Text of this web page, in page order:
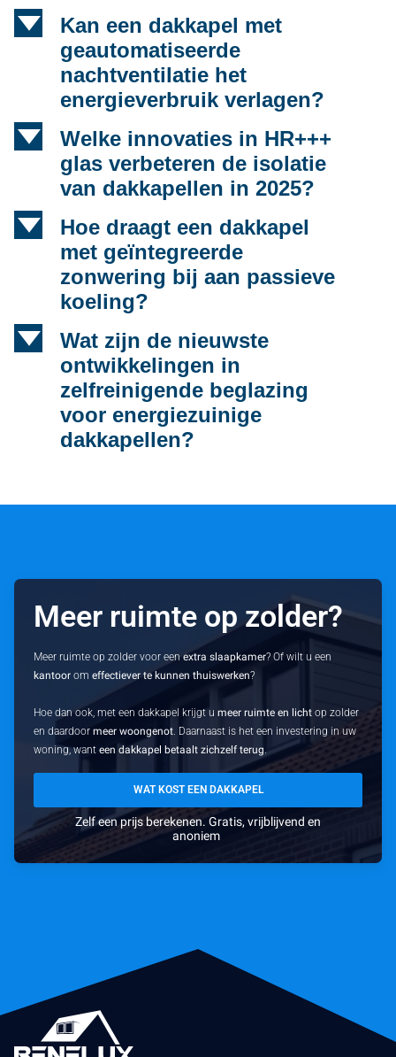
d
Kan een dakkapel met
geautomatiseerde
nachtventilatie het
energieverbruik verlagen?
d
Welke innovaties in HR+++
glas verbeteren de isolatie
van dakkapellen in 2025?
d
Hoe draagt een dakkapel
met geïntegreerde
zonwering bij aan passieve
koeling?
d
Wat zijn de nieuwste
ontwikkelingen in
zelfreinigende beglazing
voor energiezuinige
dakkapellen?
Meer ruimte op zolder?
Meer ruimte op zolder voor eenextra slaapkamer? Of wilt u een
kantoor omeffectiever te kunnen thuiswerken?
Hoe dan ook, met een dakkapel krijgt umeer ruimte en licht op zolder
en daardoormeer woongenot . Daarnaast is het een investering in uw
woning, wanteen dakkapel betaalt zichzelf terug
WAT KOST EEN DAKKAPEL
Zelf een prijs berekenen. Gratis, vrijblijvend en
anoniem